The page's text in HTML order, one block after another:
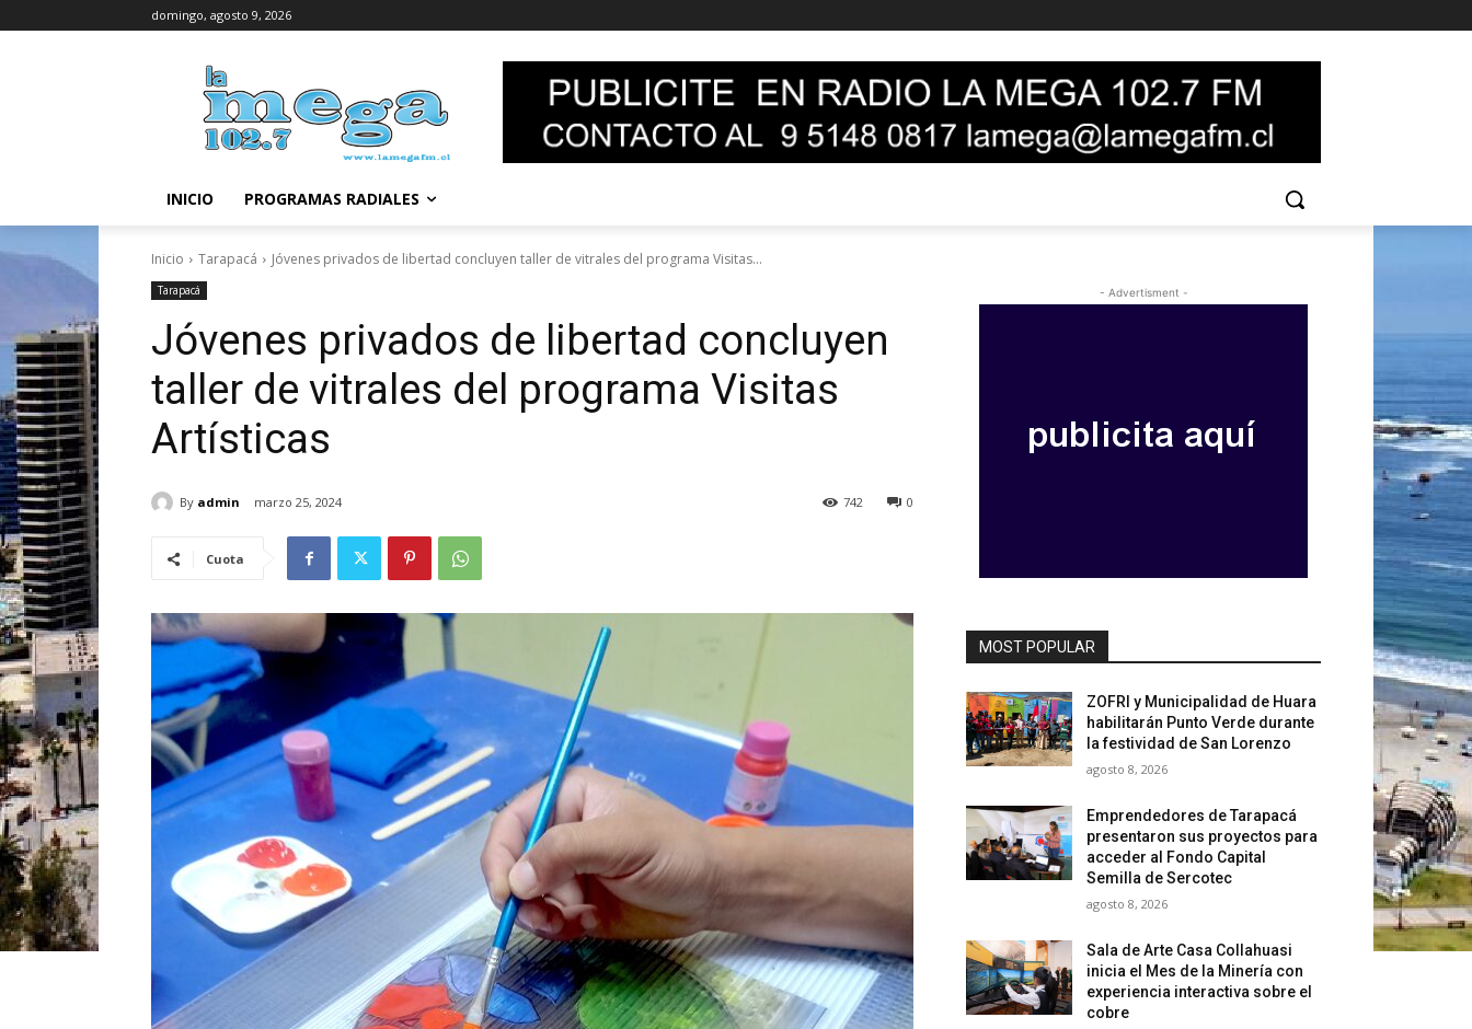
domingo, agosto 9, 2026
INICIO PROGRAMAS RADIALES
Inicio Tarapacá Jóvenes privados de libertad concluyen taller de vitrales del programa Visitas...
Tarapacá
Jóvenes privados de libertad concluyen
taller de vitrales del programa Visitas
Artísticas
By admin marzo 25, 2024 0
742
Cuota
- Advertisment -
MOST POPULAR
ZOFRI y Municipalidad de Huara
habilitarán Punto Verde durante
la festividad de San Lorenzo
agosto 8, 2026
Emprendedores de Tarapacá
presentaron sus proyectos para
acceder al Fondo Capital
Semilla de Sercotec
agosto 8, 2026
Sala de Arte Casa Collahuasi
inicia el Mes de la Minería con
experiencia interactiva sobre el
cobre